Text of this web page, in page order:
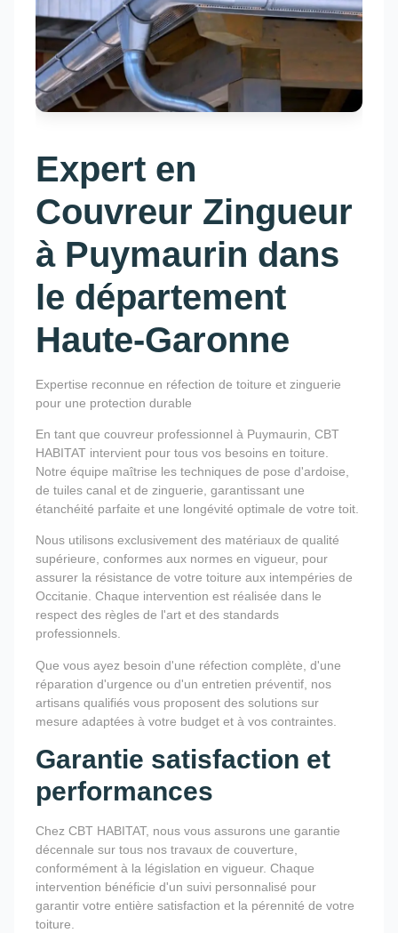
Expert en
Couvreur Zingueur
à Puymaurin dans
le département
Haute-Garonne
Expertise reconnue en réfection de toiture et zinguerie
pour une protection durable
En tant que couvreur professionnel à Puymaurin, CBT
HABITAT intervient pour tous vos besoins en toiture.
Notre équipe maîtrise les techniques de pose d'ardoise,
de tuiles canal et de zinguerie, garantissant une
étanchéité parfaite et une longévité optimale de votre toit.
Nous utilisons exclusivement des matériaux de qualité
supérieure, conformes aux normes en vigueur, pour
assurer la résistance de votre toiture aux intempéries de
Occitanie. Chaque intervention est réalisée dans le
respect des règles de l'art et des standards
professionnels.
Que vous ayez besoin d'une réfection complète, d'une
réparation d'urgence ou d'un entretien préventif, nos
artisans qualifiés vous proposent des solutions sur
mesure adaptées à votre budget et à vos contraintes.
Garantie satisfaction et
performances
Chez CBT HABITAT, nous vous assurons une garantie
décennale sur tous nos travaux de couverture,
conformément à la législation en vigueur. Chaque
intervention bénéficie d'un suivi personnalisé pour
garantir votre entière satisfaction et la pérennité de votre
toiture.